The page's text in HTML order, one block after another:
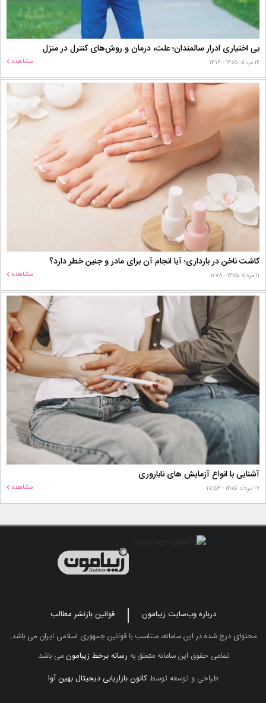
بی اختیاری ادرار سالمندان؛ علت، درمان و روش‌های کنترل در منزل
۱۲ مرداد ۱۴۰۵ - ۱۴:۱۶ مشاهده
کاشت ناخن در بارداری؛ آیا انجام آن برای مادر و جنین خطر دارد؟
۱۱ مرداد ۱۴۰۵ - ۱۱:۰۸ مشاهده
آشنایی با انواع آزمایش های ناباروری
۱۷ مرداد ۱۴۰۵ - ۱۷:۵۲ مشاهده
درباره وب‌سایت زیبامون
قوانین بازنشر مطالب
محتوای درج شده در این سامانه، متناسب با قوانین جمهوری اسلامی ایران می باشد.
تمامی حقوق این سامانه متعلق به رسانه برخط زیبامونمی باشد.
طراحی و توسعه توسطکانون بازاریابی دیجیتال بهین آوا